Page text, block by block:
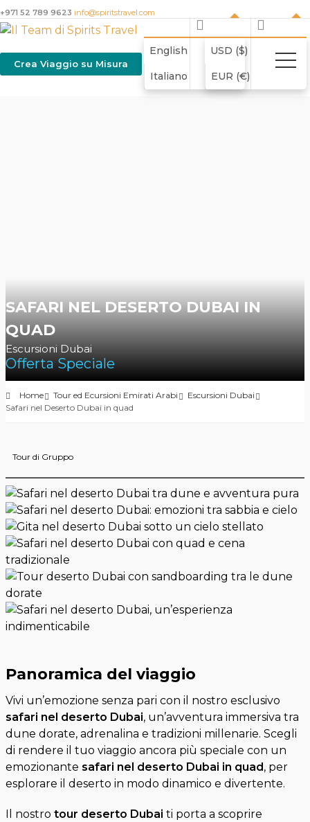
+971 52 789 9623 info@spiritstravel.com
English
Italiano
USD ($)
EUR (€)
Crea Viaggio su Misura
SAFARI NEL DESERTO DUBAI IN
QUAD
Escursioni Dubai
Offerta Speciale
Home Tour ed Ecursioni Emirati Arabi
Escursioni Dubai
Safari nel Deserto Dubai in quad
Tour di Gruppo
Panoramica del viaggio
Vivi un’emozione senza pari con il nostro esclusivo
safari nel deserto Dubai, un’avventura immersiva tra
dune dorate, adrenalina e tradizioni millenarie. Scegli
di rendere il tuo viaggio ancora più speciale con un
emozionante safari nel deserto Dubai in quad, per
esplorare il deserto in modo dinamico e divertente.
Il nostro tour deserto Dubai ti porta a scoprire